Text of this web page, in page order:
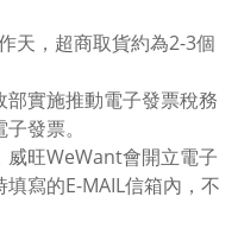
天，超商取貨約為2-3個
實施推動電子發票稅務
發票。
威旺WeWant會開立電子
寫的E-MAIL信箱內，不